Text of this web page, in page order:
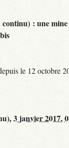
: une
le 12 octobre
3 janvier 2017,